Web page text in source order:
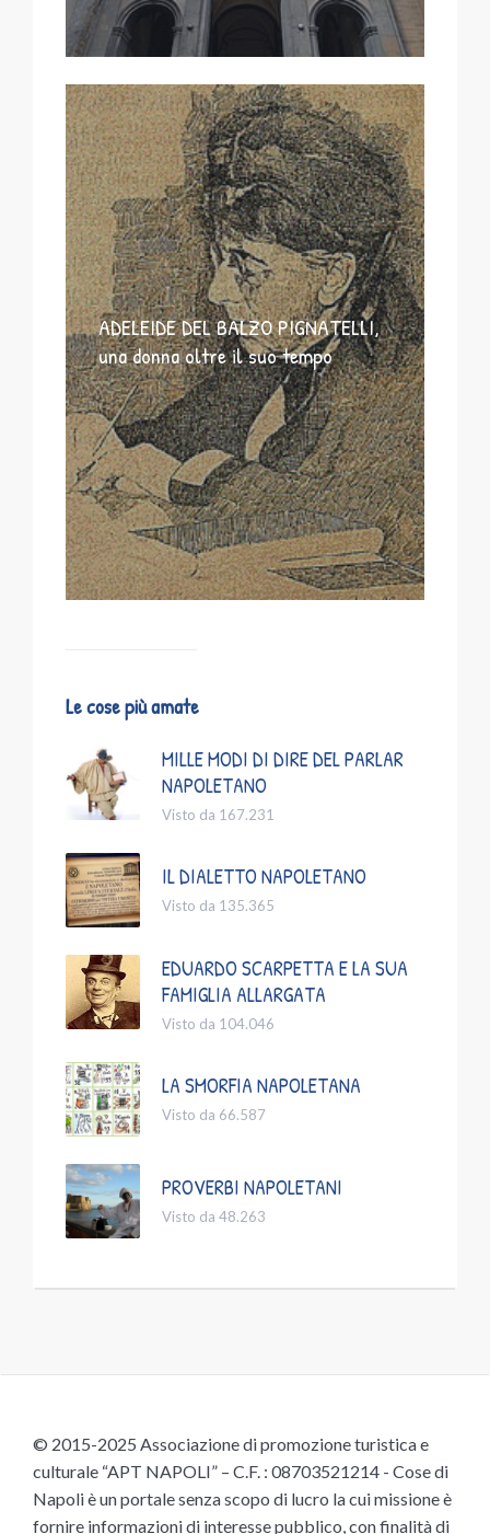
ADELEIDE DEL BALZO PIGNATELLI,
una donna oltre il suo tempo
Le cose più amate
MILLE MODI DI DIRE DEL PARLAR
NAPOLETANO
Visto da 167.231
IL DIALETTO NAPOLETANO
Visto da 135.365
EDUARDO SCARPETTA E LA SUA
FAMIGLIA ALLARGATA
Visto da 104.046
LA SMORFIA NAPOLETANA
Visto da 66.587
PROVERBI NAPOLETANI
Visto da 48.263
© 2015-2025 Associazione di promozione turistica e
culturale “APT NAPOLI” – C.F. : 08703521214 - Cose di
Napoli è un portale senza scopo di lucro la cui missione è
fornire informazioni di interesse pubblico, con finalità di